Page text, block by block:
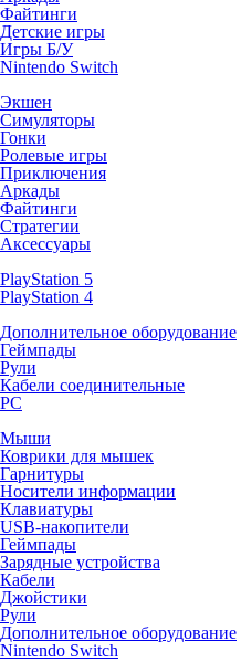
Файтинги
Детские игры
Игры Б/У
Nintendo Switch
Экшен
Симуляторы
Гонки
Ролевые игры
Приключения
Аркады
Файтинги
Стратегии
Аксессуары
PlayStation 5
PlayStation 4
Дополнительное оборудование
Геймпады
Рули
Кабели соединительные
PC
Мыши
Коврики для мышек
Гарнитуры
Носители информации
Клавиатуры
USB-накопители
Геймпады
Зарядные устройства
Кабели
Джойстики
Рули
Дополнительное оборудование
Nintendo Switch